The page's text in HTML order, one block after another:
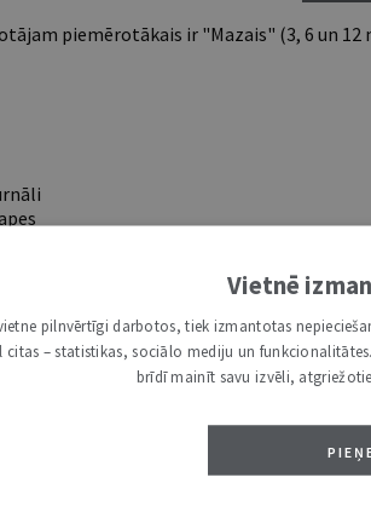
piemērotākais ir "Mazais" (3, 6 un 12
Vietnē
pilnvērtīgi darbotos, tiek izmantotas
citas – statistikas, sociālo mediju un
brīdī mainīt savu izvēli,